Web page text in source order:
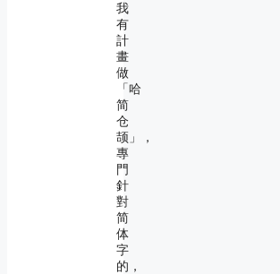
我
有
計
畫
做
「哈
简
仓
颉」，
專
門
針
對
简
体
字
的，